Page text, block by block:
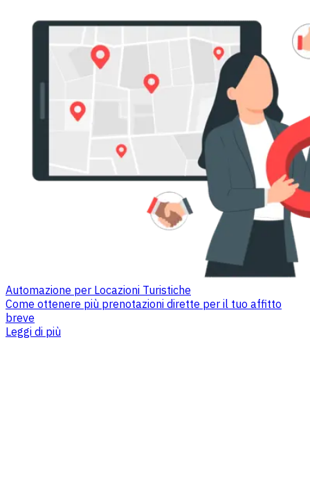
Automazione per Locazioni Turistiche
Come ottenere più prenotazioni dirette per il tuo affitto
breve
Leggi di più